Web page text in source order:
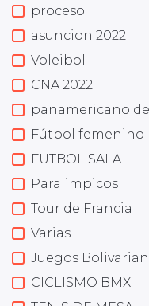
proceso
asuncion 2022
Voleibol
CNA 2022
panamericano
Fútbol femenino
FUTBOL SALA
Paralimpicos
Tour de Francia
Varias
Juegos
CICLISMO BMX